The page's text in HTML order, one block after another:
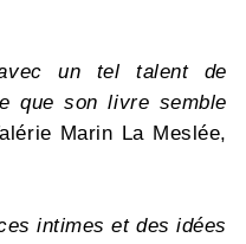
un tel talent de
que son livre semble
Marin La Meslée,
intimes et des idées